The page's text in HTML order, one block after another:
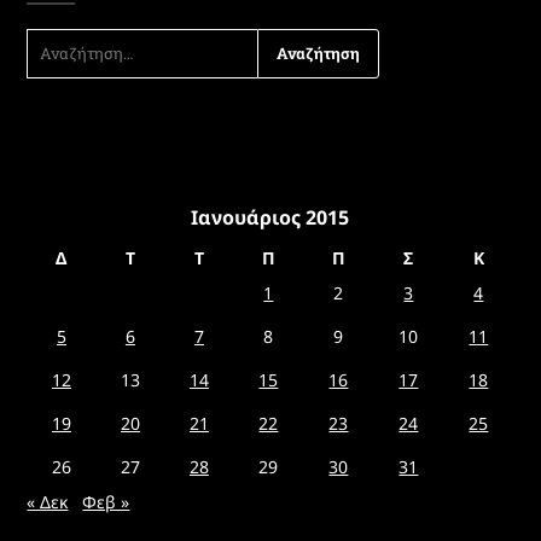
ΓΙΑ:
Ιανουάριος 2015
Δ Τ Τ Π Π Σ
Κ
1
2 3
4
5
6 7 8 9 10
11
12
13 14 15 16 17
18
19
20 21 22 23 24
25
26
27 28 29 30
31
« Δεκ
Φεβ »